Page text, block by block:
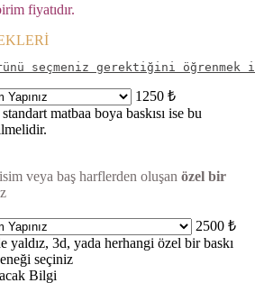
fiyatıdır.
seçmeniz gerektiğini öğrenmek
1250 ₺
matbaa boya baskısı ise bu
veya baş harflerden oluşan özel bir
2500 ₺
yaldız, 3d, yada herhangi özel bir baskı
seçiniz
Bilgi